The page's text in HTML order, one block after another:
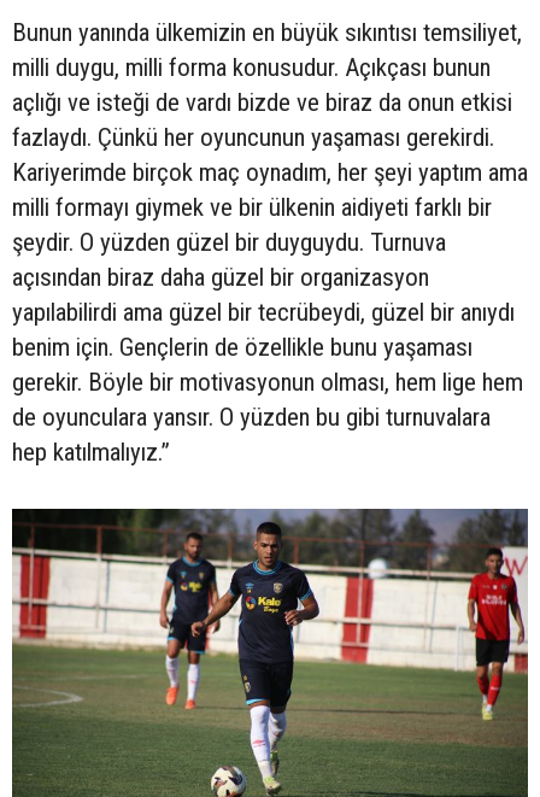
Bunun yanında ülkemizin en büyük sıkıntısı temsiliyet,
milli duygu, milli forma konusudur. Açıkçası bunun
açlığı ve isteği de vardı bizde ve biraz da onun etkisi
fazlaydı. Çünkü her oyuncunun yaşaması gerekirdi.
Kariyerimde birçok maç oynadım, her şeyi yaptım ama
milli formayı giymek ve bir ülkenin aidiyeti farklı bir
şeydir. O yüzden güzel bir duyguydu. Turnuva
açısından biraz daha güzel bir organizasyon
yapılabilirdi ama güzel bir tecrübeydi, güzel bir anıydı
benim için. Gençlerin de özellikle bunu yaşaması
gerekir. Böyle bir motivasyonun olması, hem lige hem
de oyunculara yansır. O yüzden bu gibi turnuvalara
hep katılmalıyız.”